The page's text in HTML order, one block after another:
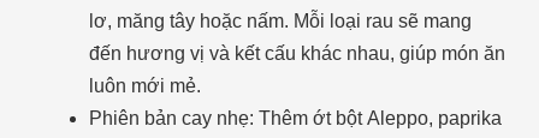
lơ, măng tây hoặc nấm. Mỗi loại rau sẽ mang
đến hương vị và kết cấu khác nhau, giúp món ăn
luôn mới mẻ.
Phiên bản cay nhẹ: Thêm ớt bột Aleppo, paprika